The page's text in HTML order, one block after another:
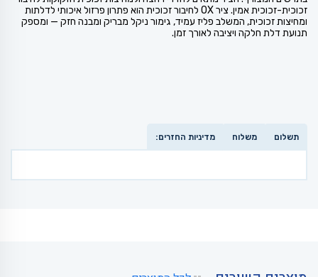
זכוכית-זכוכית אמין. ציר OX לחיבור זכוכית הוא פתרון פרזול איכותי לדלתות
ומחיצות זכוכית, המשלב פליז עמיד, גימור ניקל מבריק ומבנה חזק — ומספק
תנועת דלת חלקה ויציבה לאורך זמן.
תשלום משלוח מדיניות החזרים: